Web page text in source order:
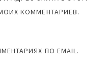
КОММЕНТАРИЕВ.
ПО EMAIL.